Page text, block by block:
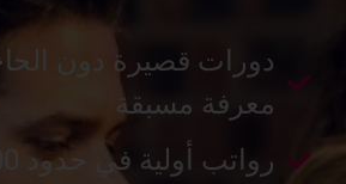
دورات قصيرة دون
معرفة مسبقة
رواتب أولية في حدود 12000 شيكل